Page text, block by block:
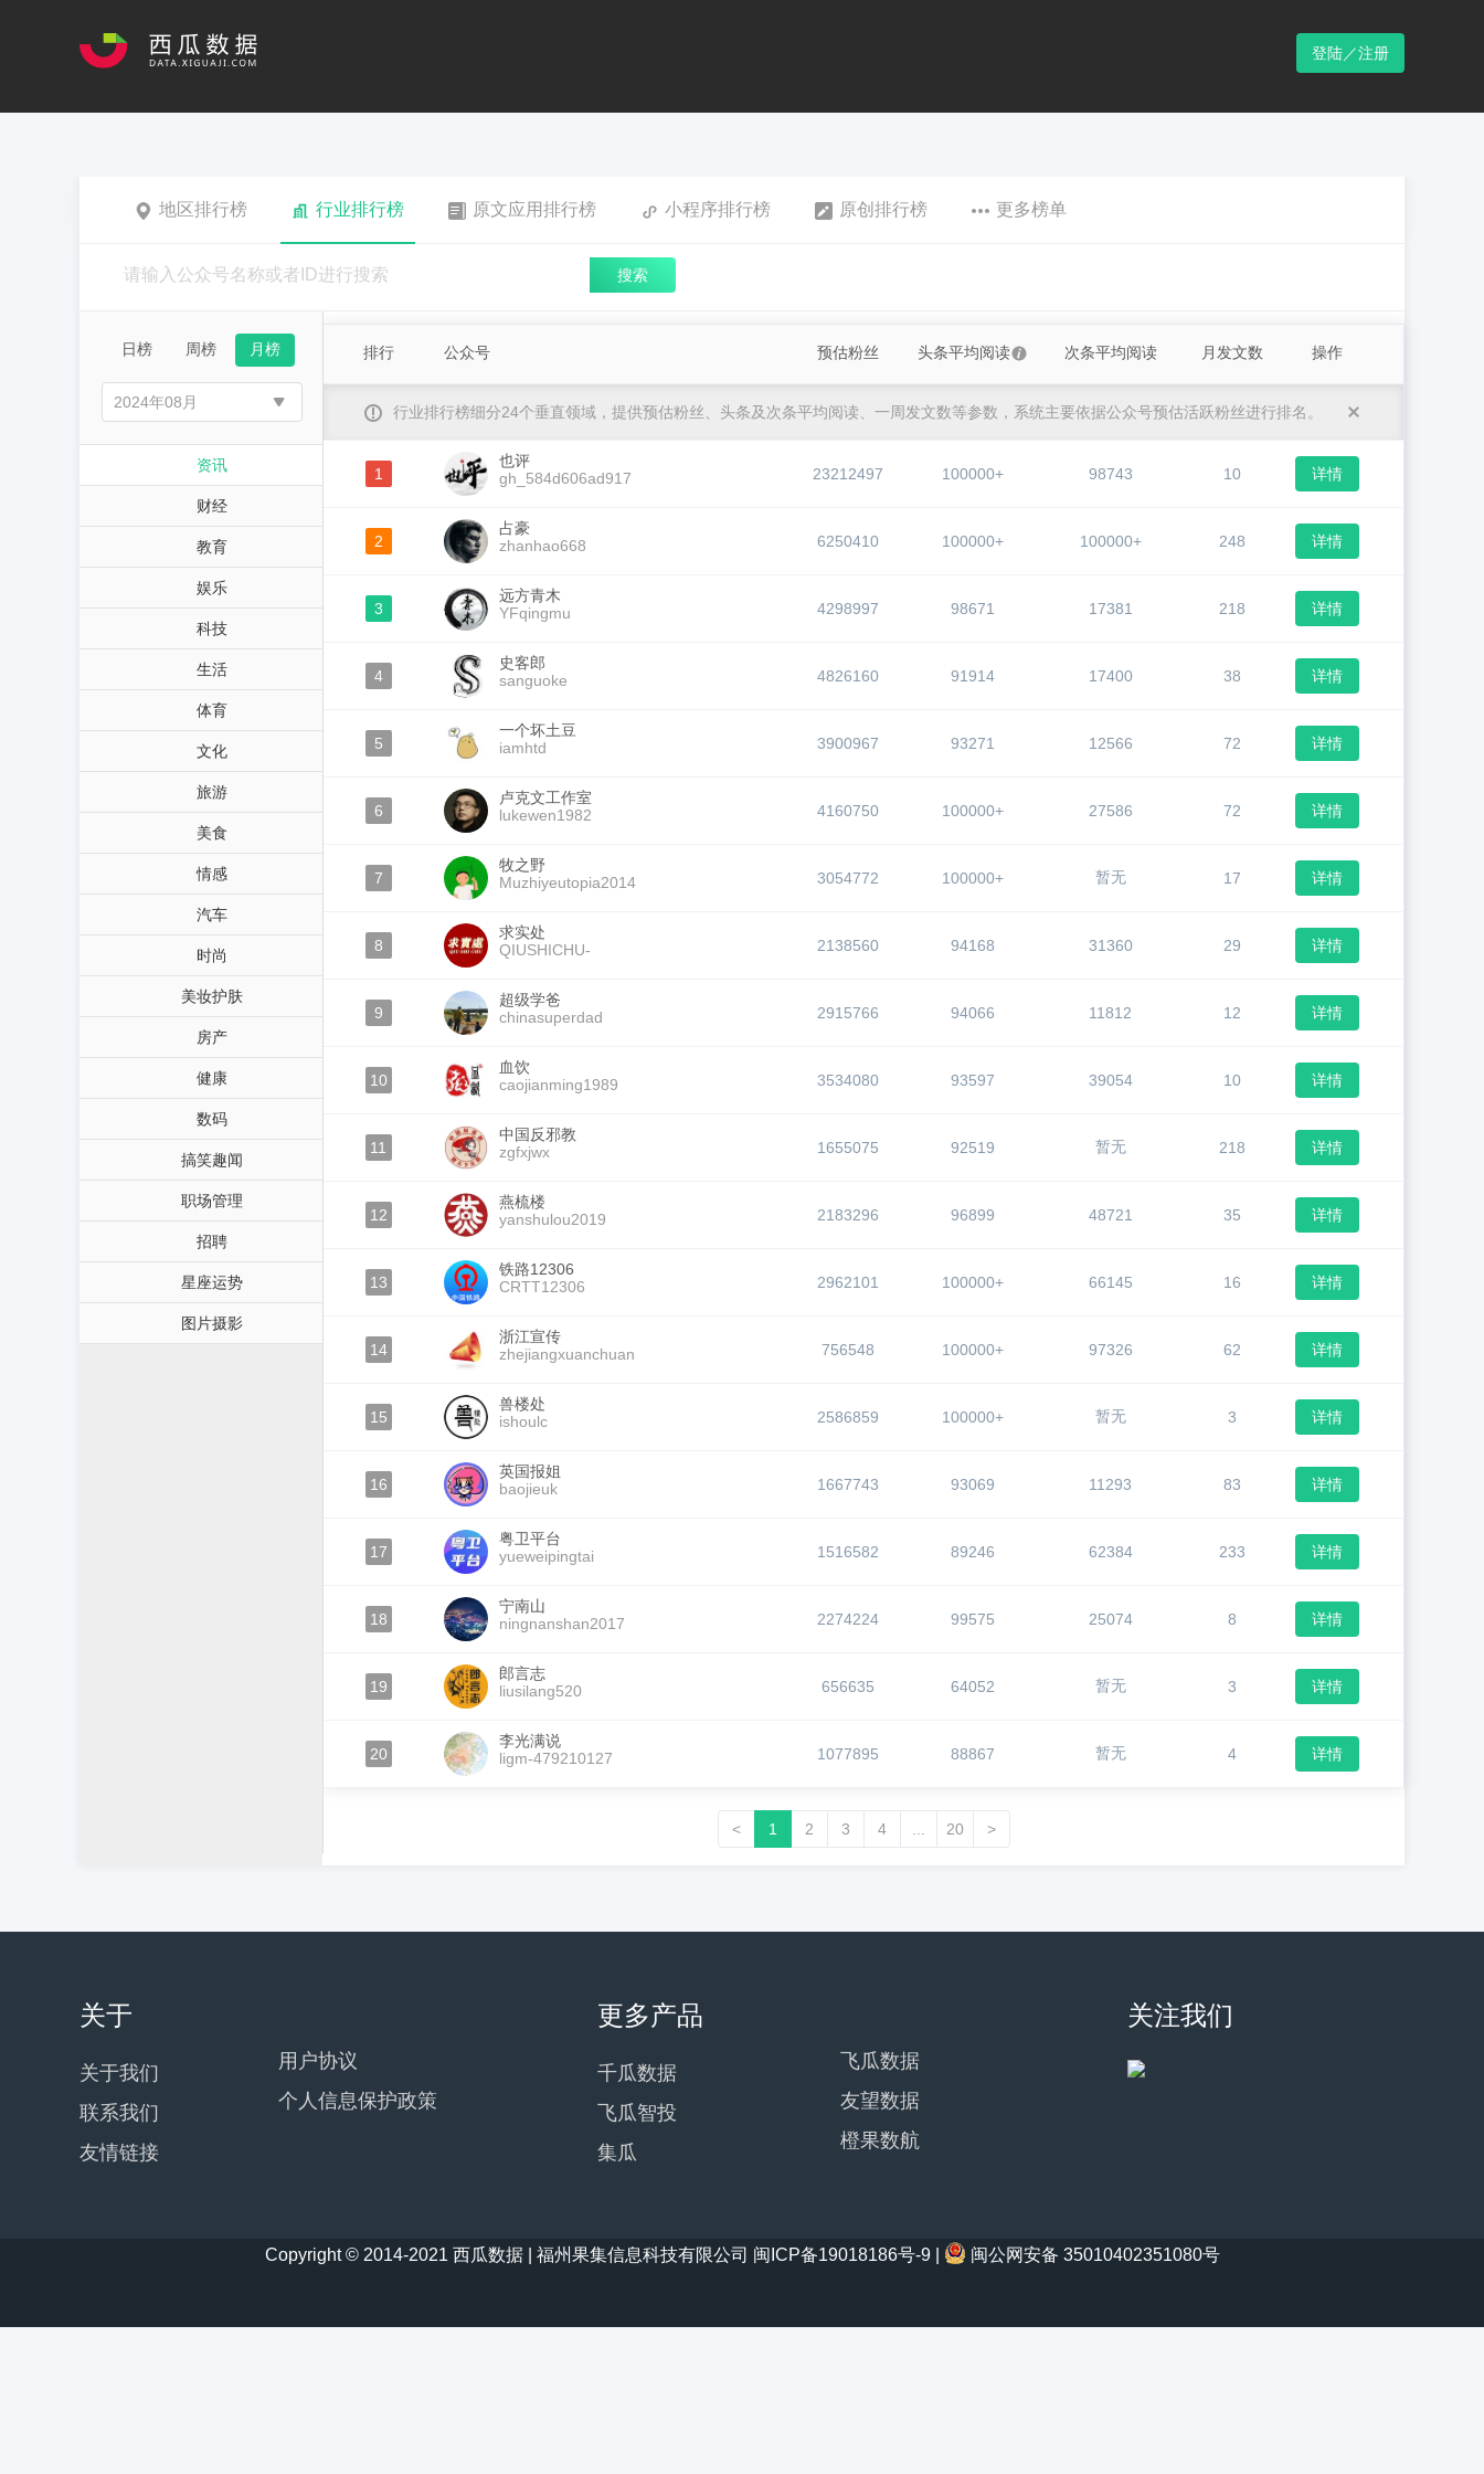
登陆／注册
地区排行榜 行业排行榜 原文应用排行榜 小程序排行榜 原创排行榜 更多榜单
搜索
日榜 周榜 月榜
资讯
财经
教育
娱乐
科技
生活
体育
文化
旅游
美食
情感
汽车
时尚
美妆护肤
房产
健康
数码
搞笑趣闻
职场管理
招聘
星座运势
图片摄影
排行 公众号 预估粉丝 头条平均阅读 次条平均阅读 月发文数 操作
行业排行榜细分24个垂直领域，提供预估粉丝、头条及次条平均阅读、一周发文数等参数，系统主要依据公众号预估活跃粉丝进行排名。
1
也评
gh_584d606ad917
23212497 100000+ 98743 10 详情
2
占豪
zhanhao668
6250410 100000+ 100000+ 248 详情
3
远方青木
YFqingmu
4298997 98671 17381 218 详情
4
史客郎
sanguoke
4826160 91914 17400 38 详情
5
一个坏土豆
iamhtd
3900967 93271 12566 72 详情
6
卢克文工作室
lukewen1982
4160750 100000+ 27586 72 详情
7
牧之野
Muzhiyeutopia2014
3054772 100000+ 暂无 17 详情
8
求实处
QIUSHICHU-
2138560 94168 31360 29 详情
9
超级学爸
chinasuperdad
2915766 94066 11812 12 详情
10
血饮
caojianming1989
3534080 93597 39054 10 详情
11
中国反邪教
zgfxjwx
1655075 92519 暂无 218 详情
12
燕梳楼
yanshulou2019
2183296 96899 48721 35 详情
13
铁路12306
CRTT12306
2962101 100000+ 66145 16 详情
14
浙江宣传
zhejiangxuanchuan
756548 100000+ 97326 62 详情
15
兽楼处
ishoulc
2586859 100000+ 暂无 3 详情
16
英国报姐
baojieuk
1667743 93069 11293 83 详情
17
粤卫平台
yueweipingtai
1516582 89246 62384 233 详情
18
宁南山
ningnanshan2017
2274224 99575 25074 8 详情
19
郎言志
liusilang520
656635 64052 暂无 3 详情
20
李光满说
ligm-479210127
1077895 88867 暂无 4 详情
< 1 2 3 4 20 >
关于
关于我们
联系我们
友情链接
用户协议
个人信息保护政策
更多产品
千瓜数据
飞瓜智投
集瓜
飞瓜数据
友望数据
橙果数航
关注我们
Copyright © 2014-2021 西瓜数据 | 福州果集信息科技有限公司 闽ICP备19018186号-9 闽公网安备 35010402351080号